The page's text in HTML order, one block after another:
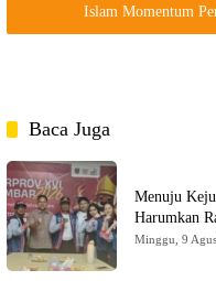
Islam Momentum
Baca Juga
Menuju
Harumkan
Minggu, 9